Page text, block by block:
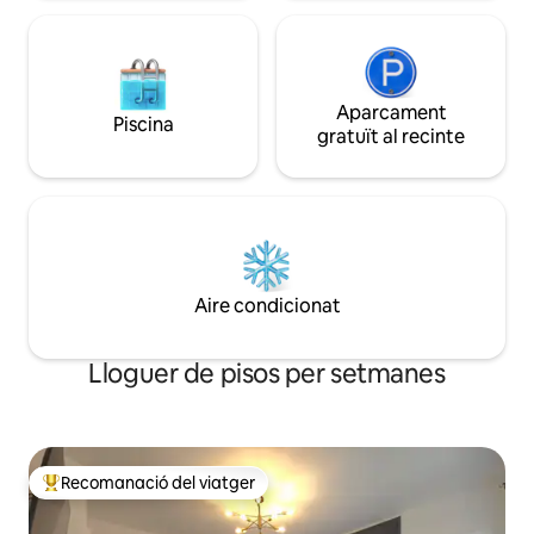
Piscina
Aparcament
gratuït al recinte
Aire condicionat
Lloguer de pisos per setmanes
Principals recomanacions dels viatgers
Recomanació del viatger